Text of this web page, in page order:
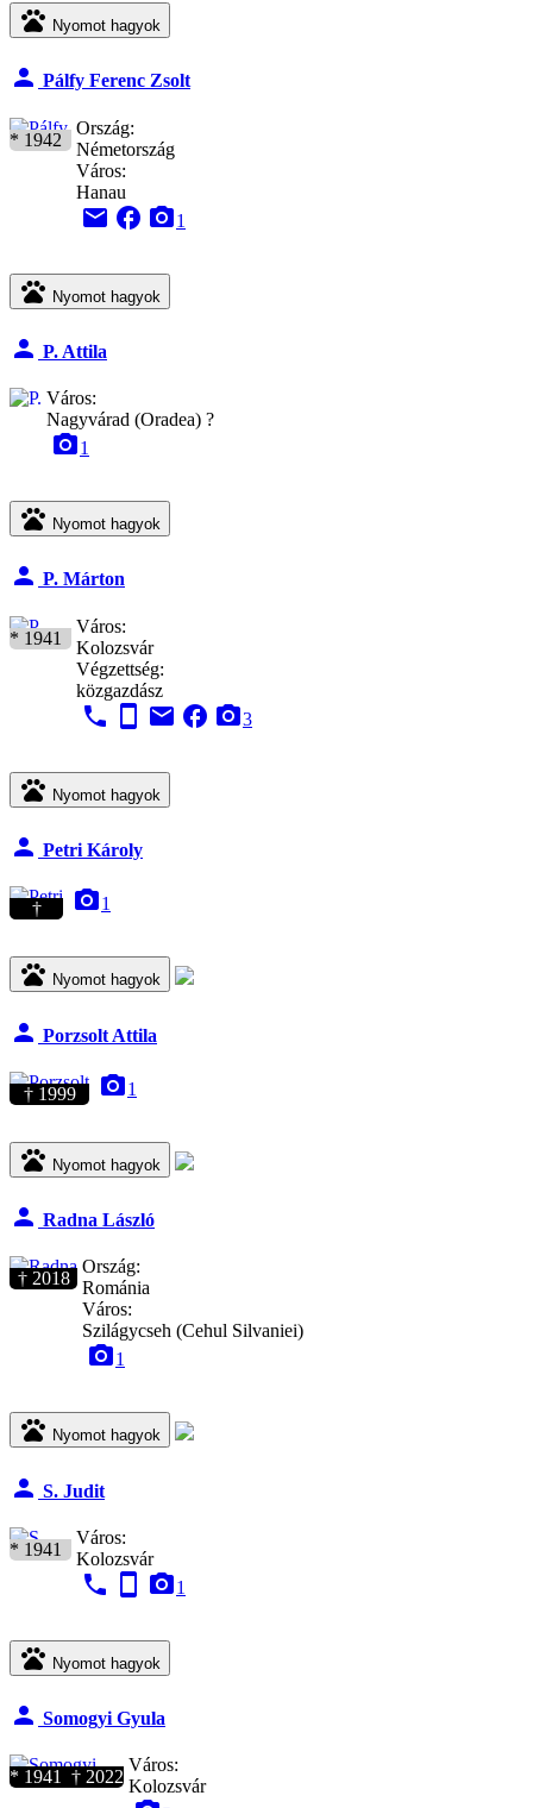
pets Nyomot hagyok
person Pálfy Ferenc Zsolt
* 1942
Ország:
Németország
Város:
Hanau
email facebook camera_alt1
pets Nyomot hagyok
person P. Attila
Város:
Nagyvárad (Oradea) ?
camera_alt1
pets Nyomot hagyok
person P. Márton
* 1941
Város:
Kolozsvár
Végzettség:
közgazdász
phone stay_current_portrait email facebook camera_alt3
pets Nyomot hagyok
person Petri Károly
† camera_alt1
pets Nyomot hagyok
person Porzsolt Attila
† 1999 camera_alt1
pets Nyomot hagyok
person Radna László
† 2018
Ország:
Románia
Város:
Szilágycseh (Cehul Silvaniei)
camera_alt1
pets Nyomot hagyok
person S. Judit
* 1941
Város:
Kolozsvár
phone stay_current_portrait camera_alt1
pets Nyomot hagyok
person Somogyi Gyula
* 1941 † 2022
Város:
Kolozsvár